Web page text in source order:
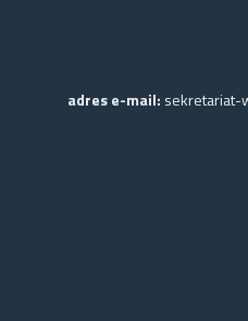
adres e-mail: sekretariat-